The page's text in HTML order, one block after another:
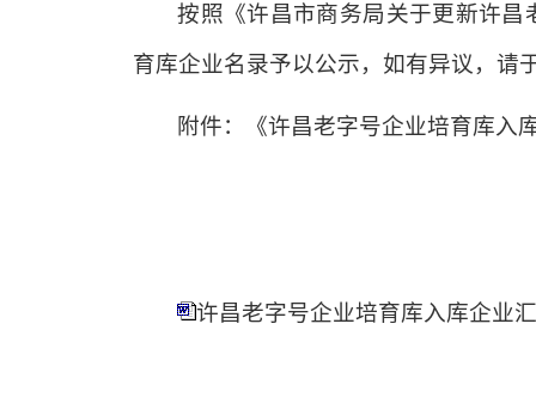
按照《许昌市商务局关于更新许
育库企业名录予以公示，如有异议，请
附件：《许昌老字号企业培育库入
许昌老字号企业培育库入库企业